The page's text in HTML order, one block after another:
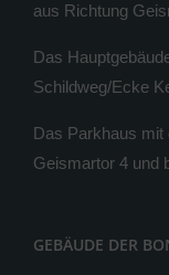
aus Richtung
Das
Schildweg/Ecke
Das Parkhaus mit
Geismartor 4 und
GEBÄUDE DER